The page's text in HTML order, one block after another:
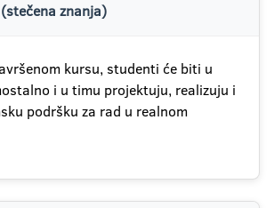
znanja)
kursu, studenti će biti u
i u timu projektuju, realizuju i
podršku za rad u realnom